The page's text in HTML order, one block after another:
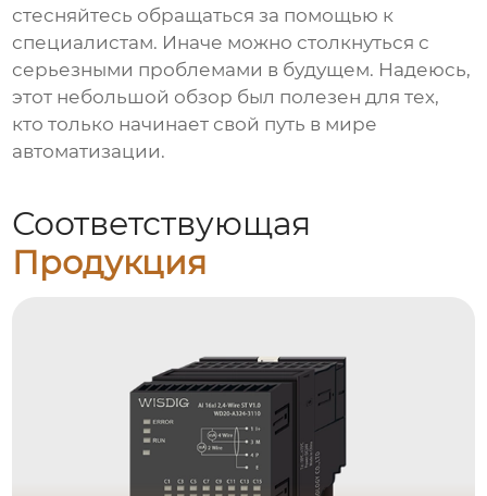
стесняйтесь обращаться за помощью к
специалистам. Иначе можно столкнуться с
серьезными проблемами в будущем. Надеюсь,
этот небольшой обзор был полезен для тех,
кто только начинает свой путь в мире
автоматизации.
Соответствующая
Продукция